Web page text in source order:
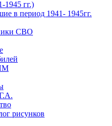
1945 гг.)
в период 1941- 1945гг.
СВО
рисунков